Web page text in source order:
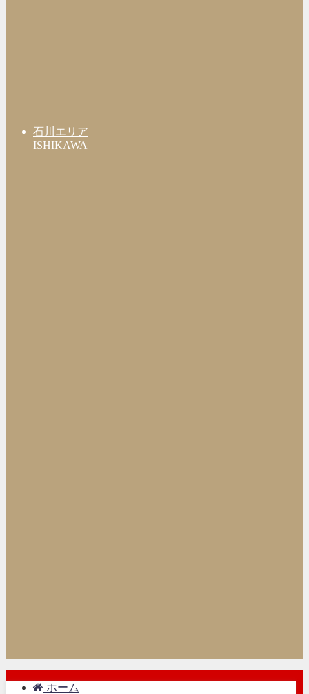
石川エリア
ISHIKAWA
ホーム